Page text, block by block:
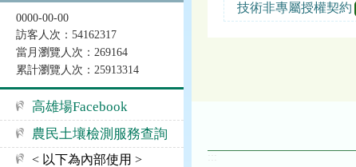
0000-00-00
訪客人次：54162317
當月瀏覽人次：269164
累計瀏覽人次：25913314
高雄場Facebook
農民土壤檢測服務查詢
< 以下為內部使用 >
技術非專屬授權契約